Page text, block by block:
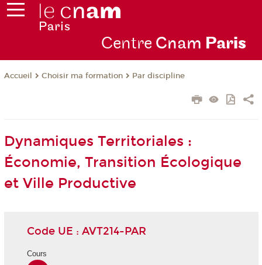
Centre Cnam Paris
Accueil Choisir ma formation Par discipline
Dynamiques Territoriales :
Économie, Transition Écologique
et Ville Productive
Code UE : AVT214-PAR
Cours